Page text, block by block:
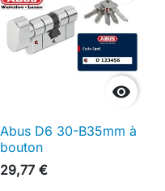

Abus D6 30-B35mm à
bouton
29,77 €